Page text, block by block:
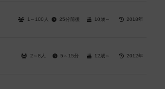
1～100人 25分前後 10歳～ 2018年
2～8人 5～15分 12歳～ 2012年